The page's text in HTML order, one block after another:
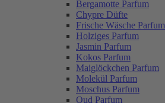
Bergamotte Parfum
Chypre Düfte
Frische Wäsche Parfum
Holziges Parfum
Jasmin Parfum
Kokos Parfum
Maiglöckchen Parfum
Molekül Parfum
Moschus Parfum
Oud Parfum